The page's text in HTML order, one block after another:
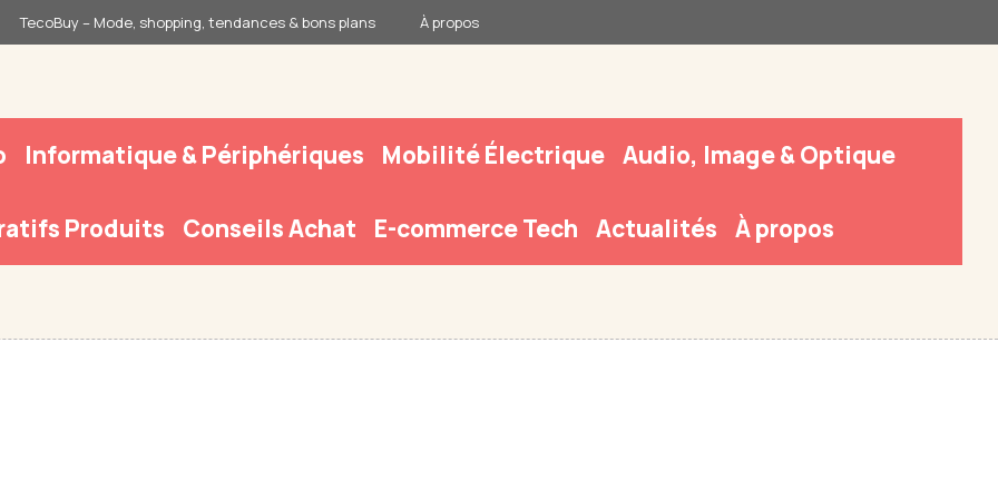
TecoBuy – Mode, shopping, tendances & bons plans À propos
Informatique & Périphériques Mobilité Électrique Audio, Image & Optique
Produits Conseils Achat E-commerce Tech Actualités À propos